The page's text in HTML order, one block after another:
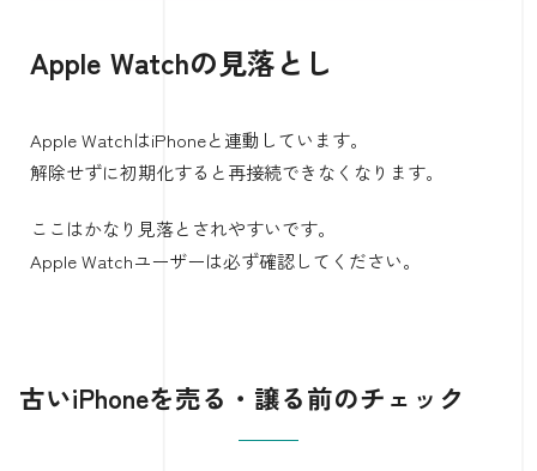
Apple Watchの見落とし
Apple WatchはiPhoneと連動しています。
解除せずに初期化すると再接続できなくなります。
ここはかなり見落とされやすいです。
Apple Watchユーザーは必ず確認してください。
古いiPhoneを売る・譲る前のチェック